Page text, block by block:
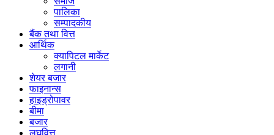
पालिका
सम्पादकीय
बैंक तथा वित्त
आर्थिक
क्यापिटल मार्केट
लगानी
शेयर बजार
फाइनान्स
हाइड्रोपावर
बीमा
बजार
लघुवित्त